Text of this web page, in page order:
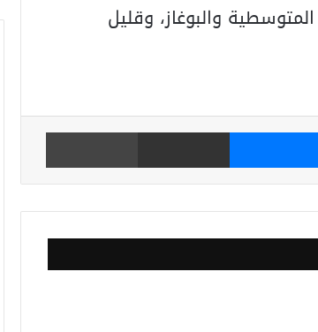
والبوغاز، وقليل
ماسنجر مشاركة عبر البريد